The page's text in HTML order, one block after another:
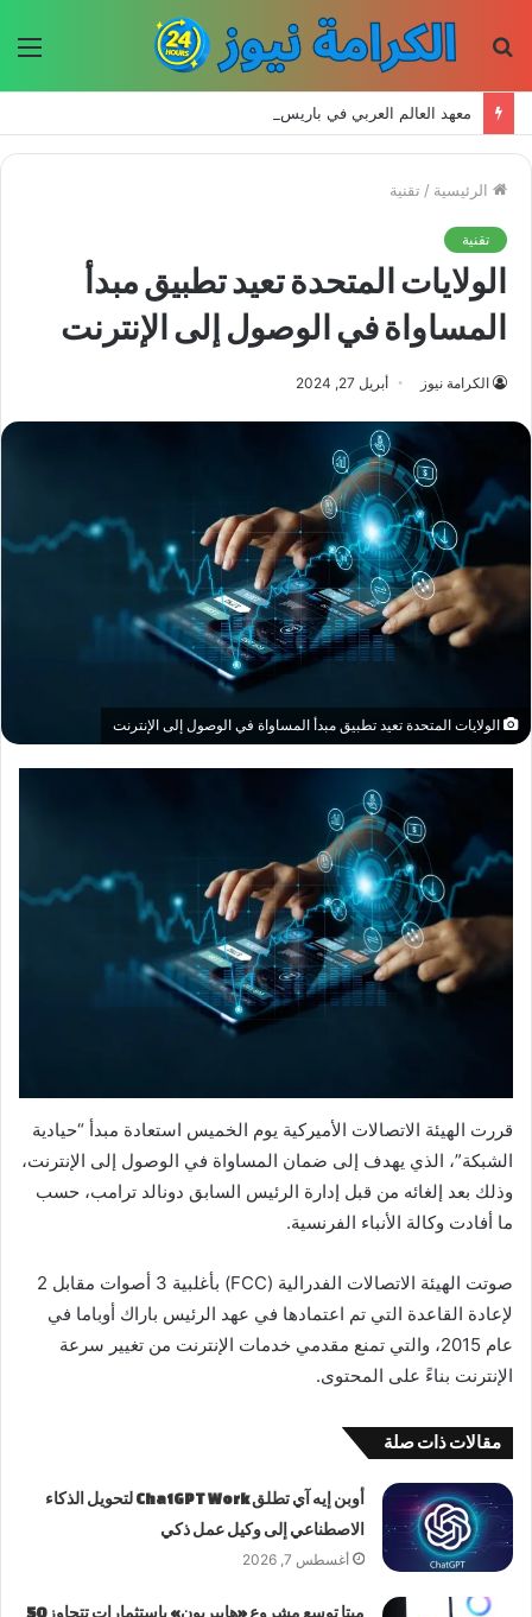
الرئيسية / تقنية
تقنية
الولايات المتحدة تعيد تطبيق مبدأ
المساواة في الوصول إلى الإنترنت
الكرامة نيوز أبريل 27, 2024
الولايات المتحدة تعيد تطبيق مبدأ المساواة في الوصول إلى الإنترنت
قررت الهيئة الاتصالات الأميركية يوم الخميس استعادة مبدأ “حيادية
الشبكة”، الذي يهدف إلى ضمان المساواة في الوصول إلى الإنترنت،
وذلك بعد إلغائه من قبل إدارة الرئيس السابق دونالد ترامب، حسب
ما أفادت وكالة الأنباء الفرنسية.
صوتت الهيئة الاتصالات الفدرالية (FCC) بأغلبية 3 أصوات مقابل 2
لإعادة القاعدة التي تم اعتمادها في عهد الرئيس باراك أوباما في
عام 2015، والتي تمنع مقدمي خدمات الإنترنت من تغيير سرعة
الإنترنت بناءً على المحتوى.
مقالات ذات صلة
أوبن إيه آي تطلق ChatGPT Work لتحويل الذكاء
الاصطناعي إلى وكيل عمل ذكي
أغسطس 7, 2026
ميتا توسع مشروع «هايبريون» باستثمارات تتجاوز 50